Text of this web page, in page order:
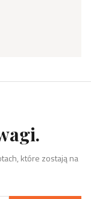
które zostają na